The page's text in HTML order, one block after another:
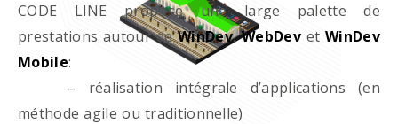
CODE LINE propose une large palette de
prestations autour deWinDev,WebDevet WinDev
Mobile:
– réalisation intégrale d’applications (en
méthode agile ou traditionnelle)